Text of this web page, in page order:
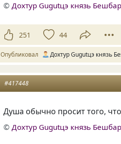
©Дохтур Gugutцэ князь
251 44
Опубликовал Дохтур Gugutцэ князь
#417448
Душа обычно просит того,
©Дохтур Gugutцэ князь